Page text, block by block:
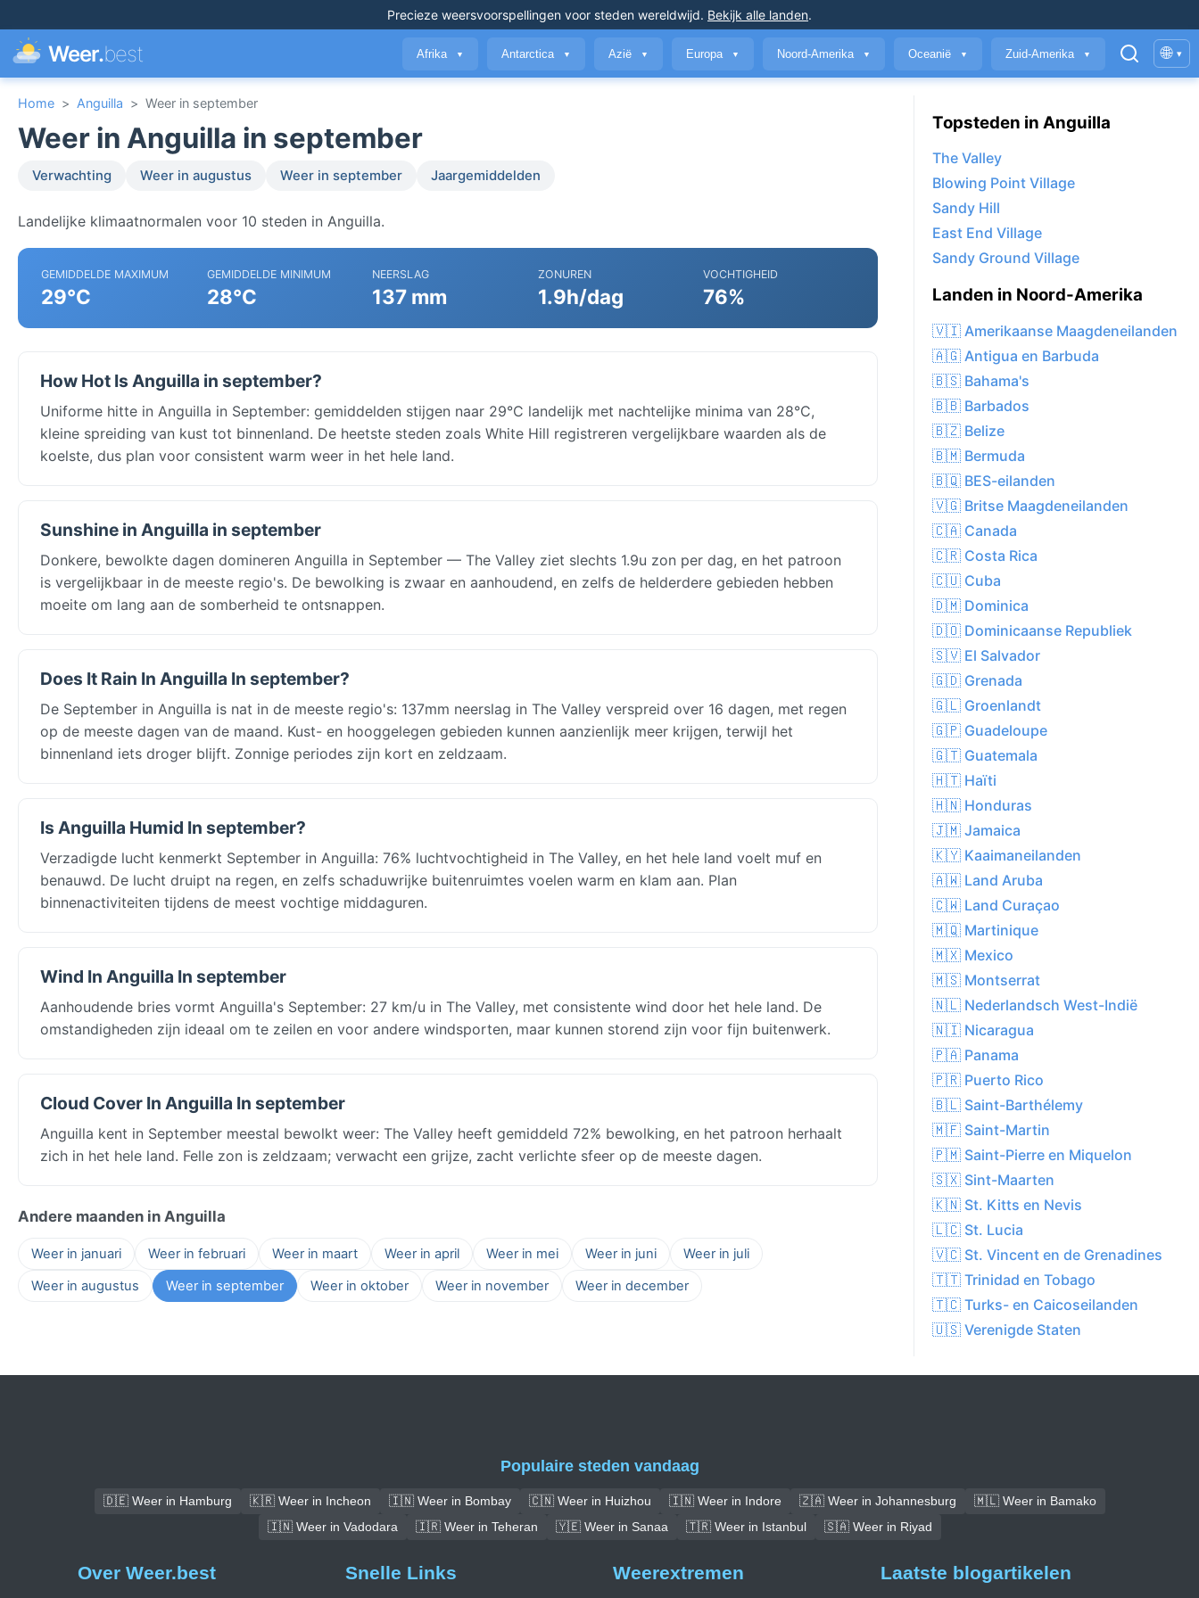
Precieze weersvoorspellingen voor steden wereldwijd. Bekijk alle landen.
Weer.best Afrika ▼ Antarctica ▼ Azië ▼ Europa ▼ Noord-Amerika ▼ Oceanië ▼ Zuid-Amerika ▼ 🌐 ▾
Home > Anguilla > Weer in september
Weer in Anguilla in september
Verwachting Weer in augustus Weer in september Jaargemiddelden
Landelijke klimaatnormalen voor 10 steden in Anguilla.
GEMIDDELDE MAXIMUM
29°C
GEMIDDELDE MINIMUM
28°C
NEERSLAG
137 mm
ZONUREN
1.9h/dag
VOCHTIGHEID
76%
How Hot Is Anguilla in september?
Uniforme hitte in Anguilla in September: gemiddelden stijgen naar 29°C landelijk met nachtelijke minima van 28°C,
kleine spreiding van kust tot binnenland. De heetste steden zoals White Hill registreren vergelijkbare waarden als de
koelste, dus plan voor consistent warm weer in het hele land.
Sunshine in Anguilla in september
Donkere, bewolkte dagen domineren Anguilla in September — The Valley ziet slechts 1.9u zon per dag, en het patroon
is vergelijkbaar in de meeste regio's. De bewolking is zwaar en aanhoudend, en zelfs de helderdere gebieden hebben
moeite om lang aan de somberheid te ontsnappen.
Does It Rain In Anguilla In september?
De September in Anguilla is nat in de meeste regio's: 137mm neerslag in The Valley verspreid over 16 dagen, met regen
op de meeste dagen van de maand. Kust- en hooggelegen gebieden kunnen aanzienlijk meer krijgen, terwijl het
binnenland iets droger blijft. Zonnige periodes zijn kort en zeldzaam.
Is Anguilla Humid In september?
Verzadigde lucht kenmerkt September in Anguilla: 76% luchtvochtigheid in The Valley, en het hele land voelt muf en
benauwd. De lucht druipt na regen, en zelfs schaduwrijke buitenruimtes voelen warm en klam aan. Plan
binnenactiviteiten tijdens de meest vochtige middaguren.
Wind In Anguilla In september
Aanhoudende bries vormt Anguilla's September: 27 km/u in The Valley, met consistente wind door het hele land. De
omstandigheden zijn ideaal om te zeilen en voor andere windsporten, maar kunnen storend zijn voor fijn buitenwerk.
Cloud Cover In Anguilla In september
Anguilla kent in September meestal bewolkt weer: The Valley heeft gemiddeld 72% bewolking, en het patroon herhaalt
zich in het hele land. Felle zon is zeldzaam; verwacht een grijze, zacht verlichte sfeer op de meeste dagen.
Andere maanden in Anguilla
Weer in januari Weer in februari Weer in maart Weer in april Weer in mei Weer in juni
Weer in juli
Weer in augustus
Weer in september Weer in oktober Weer in november Weer in december
Topsteden in Anguilla
The Valley
Blowing Point Village
Sandy Hill
East End Village
Sandy Ground Village
Landen in Noord-Amerika
🇻🇮 Amerikaanse Maagdeneilanden
🇦🇬 Antigua en Barbuda
🇧🇸 Bahama's
🇧🇧 Barbados
🇧🇿 Belize
🇧🇲 Bermuda
🇧🇶 BES-eilanden
🇻🇬 Britse Maagdeneilanden
🇨🇦 Canada
🇨🇷 Costa Rica
🇨🇺 Cuba
🇩🇲 Dominica
🇩🇴 Dominicaanse Republiek
🇸🇻 El Salvador
🇬🇩 Grenada
🇬🇱 Groenlandt
🇬🇵 Guadeloupe
🇬🇹 Guatemala
🇭🇹 Haïti
🇭🇳 Honduras
🇯🇲 Jamaica
🇰🇾 Kaaimaneilanden
🇦🇼 Land Aruba
🇨🇼 Land Curaçao
🇲🇶 Martinique
🇲🇽 Mexico
🇲🇸 Montserrat
🇳🇱 Nederlandsch West-Indië
🇳🇮 Nicaragua
🇵🇦 Panama
🇵🇷 Puerto Rico
🇧🇱 Saint-Barthélemy
🇲🇫 Saint-Martin
🇵🇲 Saint-Pierre en Miquelon
🇸🇽 Sint-Maarten
🇰🇳 St. Kitts en Nevis
🇱🇨 St. Lucia
🇻🇨 St. Vincent en de Grenadines
🇹🇹 Trinidad en Tobago
🇹🇨 Turks- en Caicoseilanden
🇺🇸 Verenigde Staten
Populaire steden vandaag
🇩🇪 Weer in Hamburg 🇰🇷 Weer in Incheon 🇮🇳 Weer in Bombay 🇨🇳 Weer in Huizhou 🇮🇳 Weer in Indore 🇿🇦 Weer in Johannesburg
🇲🇱 Weer in Bamako
🇮🇳 Weer in Vadodara
🇮🇷 Weer in Teheran 🇾🇪 Weer in Sanaa 🇹🇷 Weer in Istanbul 🇸🇦 Weer in Riyad
Over Weer.best Snelle Links Weerextremen Laatste blogartikelen